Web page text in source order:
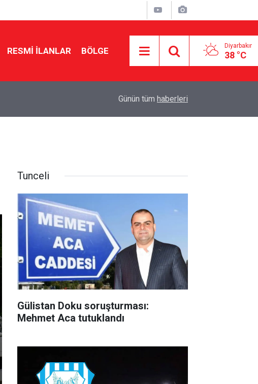
RESMI İLANLAR BÖLGE Diyarbakır
38 °C
Samuel Ballet imza için Diyarbakır’a geliyor
Günün tüm haberleri
Tunceli
Gülistan Doku soruşturması:
Mehmet Aca tutuklandı